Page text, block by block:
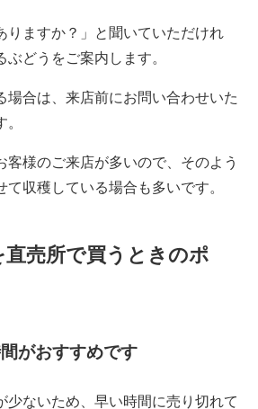
りますか？」と聞いていただけれ
どうをご案内します。
場合は、来店前にお問い合わせいた
客様のご来店が多いので、そのよう
て収穫している場合も多いです。
売所で買うときのポ
がおすすめです
少ないため、早い時間に売り切れて